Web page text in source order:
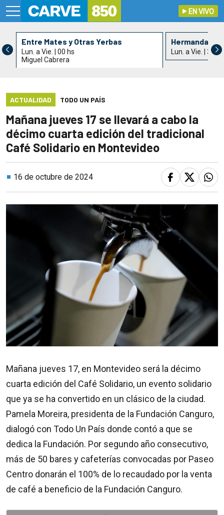
EN VIVO
Entre Mates y Otras Yerbas
Lun. a Vie. | 00 hs
Miguel Cabrera
Hermandad
Lun. a Vie. | 3 hs
ACTUALIDAD TODO UN PAÍS
Mañana jueves 17 se llevará a cabo la
décimo cuarta edición del tradicional
Café Solidario en Montevideo
16 de octubre de 2024
Mañana jueves 17, en Montevideo será la décimo
cuarta edición del Café Solidario, un evento solidario
que ya se ha convertido en un clásico de la ciudad.
Pamela Moreira, presidenta de la Fundación Canguro,
dialogó con Todo Un País donde contó a que se
dedica la Fundación. Por segundo año consecutivo,
más de 50 bares y cafeterías convocadas por Paseo
Centro donarán el 100% de lo recaudado por la venta
de café a beneficio de la Fundación Canguro.